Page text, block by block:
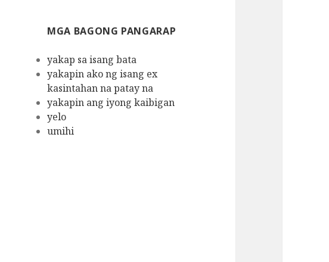
MGA BAGONG PANGARAP
yakap sa isang bata
yakapin ako ng isang ex
kasintahan na patay na
yakapin ang iyong kaibigan
yelo
umihi